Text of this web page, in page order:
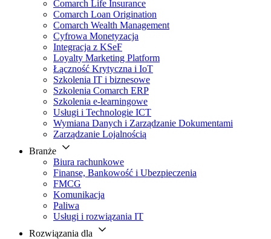
Comarch Life Insurance
Comarch Loan Origination
Comarch Wealth Management
Cyfrowa Monetyzacja
Integracja z KSeF
Loyalty Marketing Platform
Łączność Krytyczna i IoT
Szkolenia IT i biznesowe
Szkolenia Comarch ERP
Szkolenia e-learningowe
Usługi i Technologie ICT
Wymiana Danych i Zarządzanie Dokumentami
Zarządzanie Lojalnością
Branże
Biura rachunkowe
Finanse, Bankowość i Ubezpieczenia
FMCG
Komunikacja
Paliwa
Usługi i rozwiązania IT
Rozwiązania dla